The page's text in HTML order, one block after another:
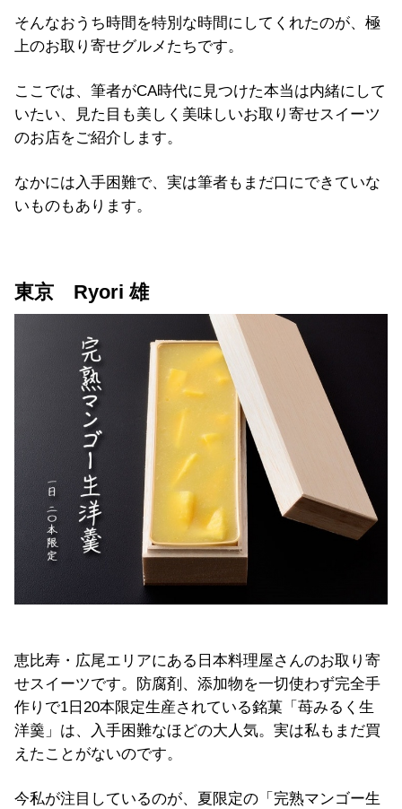
そんなおうち時間を特別な時間にしてくれたのが、極
上のお取り寄せグルメたちです。
ここでは、筆者がCA時代に見つけた本当は内緒にして
いたい、見た目も美しく美味しいお取り寄せスイーツ
のお店をご紹介します。
なかには入手困難で、実は筆者もまだ口にできていな
いものもあります。
東京 Ryori 雄
恵比寿・広尾エリアにある日本料理屋さんのお取り寄
せスイーツです。防腐剤、添加物を一切使わず完全手
作りで1日20本限定生産されている銘菓「苺みるく生
洋羹」は、入手困難なほどの大人気。実は私もまだ買
えたことがないのです。
今私が注目しているのが、夏限定の「完熟マンゴー生